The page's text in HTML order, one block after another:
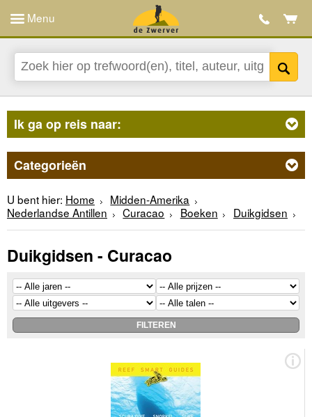
Menu
Ik ga op reis naar:
Categorieën
U bent hier: Home
Midden-Amerika
Nederlandse Antillen
Curacao Boeken Duikgidsen
Duikgidsen - Curacao